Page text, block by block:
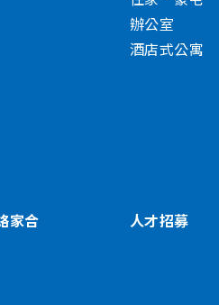
辦公室
酒店式公寓
家合 人才招募